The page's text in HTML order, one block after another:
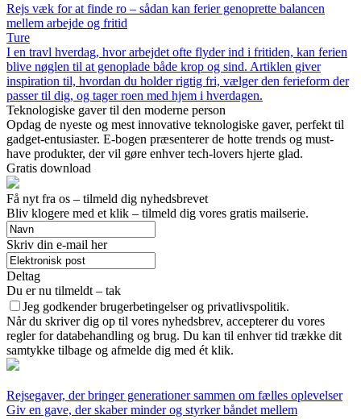
Rejs væk for at finde ro – sådan kan ferier genoprette balancen
mellem arbejde og fritid
Ture
I en travl hverdag, hvor arbejdet ofte flyder ind i fritiden, kan ferien
blive nøglen til at genoplade både krop og sind. Artiklen giver
inspiration til, hvordan du holder rigtig fri, vælger den ferieform der
passer til dig, og tager roen med hjem i hverdagen.
Teknologiske gaver til den moderne person
Opdag de nyeste og mest innovative teknologiske gaver, perfekt til
gadget-entusiaster. E-bogen præsenterer de hotte trends og must-
have produkter, der vil gøre enhver tech-lovers hjerte glad.
Gratis download
Få nyt fra os – tilmeld dig nyhedsbrevet
Bliv klogere med et klik – tilmeld dig vores gratis mailserie.
Skriv din e-mail her
Deltag
Du er nu tilmeldt – tak
Jeg godkender brugerbetingelser og privatlivspolitik.
Når du skriver dig op til vores nyhedsbrev, accepterer du vores
regler for databehandling og brug. Du kan til enhver tid trække dit
samtykke tilbage og afmelde dig med ét klik.
Rejsegaver, der bringer generationer sammen om fælles oplevelser
Giv en gave, der skaber minder og styrker båndet mellem